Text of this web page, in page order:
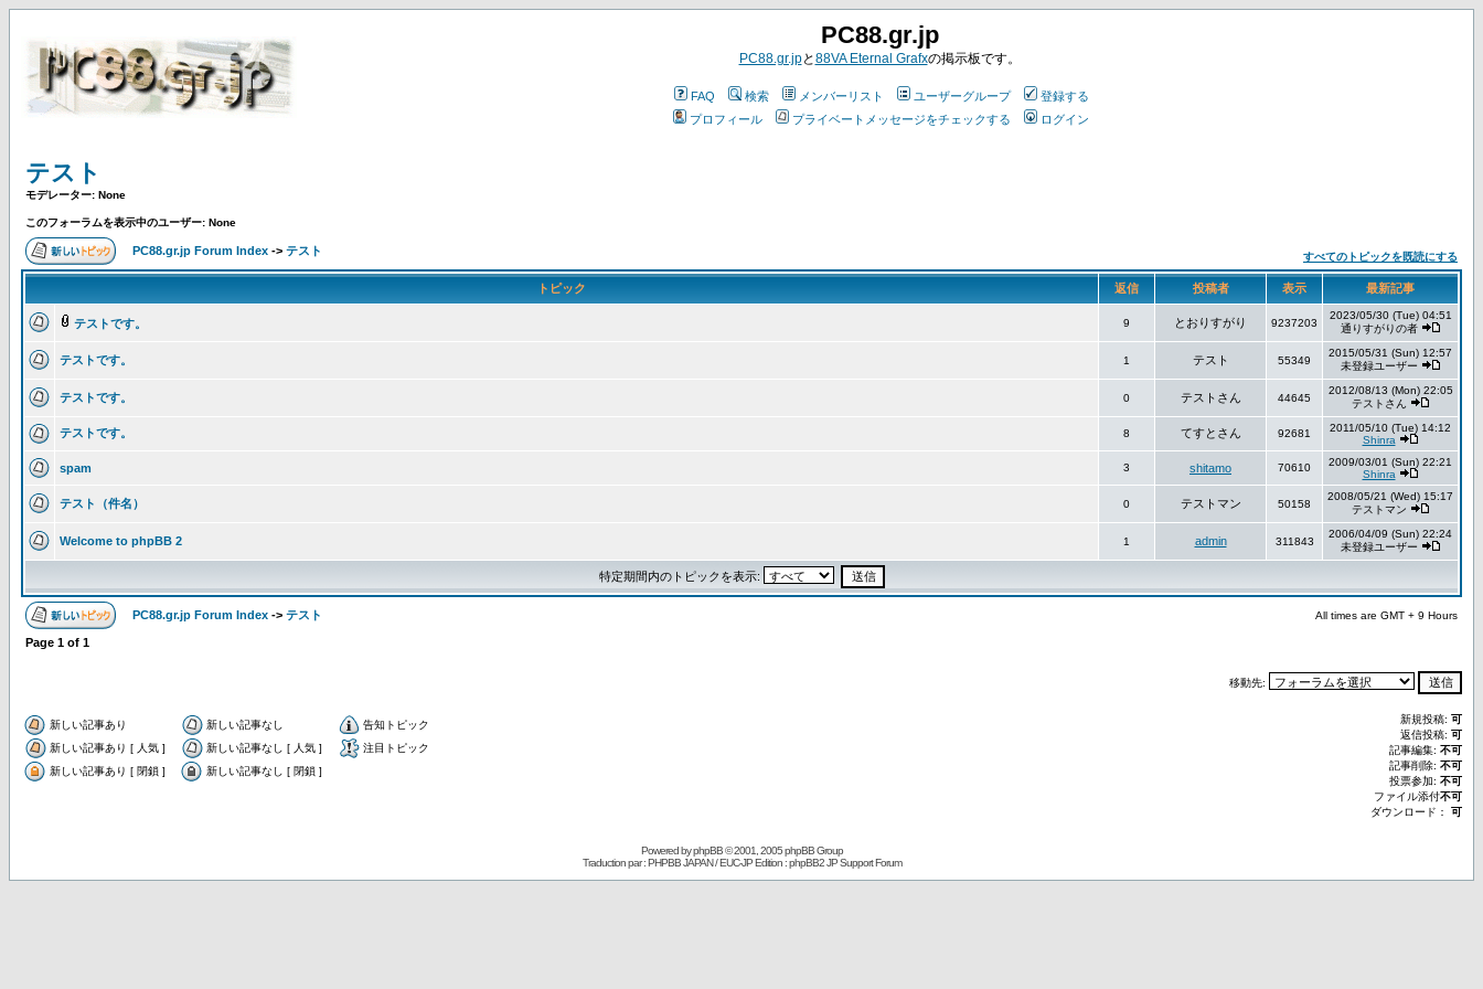
PC88.gr.jp
PC88.gr.jpと88VA Eternal Grafxの掲示板です。
FAQ 検索 メンバーリスト ユーザーグループ
登録する
プロフィール
プライベートメッセージをチェックする ログイン
テスト
モデレーター: None
このフォーラムを表示中のユーザー: None
PC88.gr.jp Forum Index -> テスト すべてのトピックを既読にする
トピック 返信 投稿者 表示 最新記事
テストです。 9 とおりすがり 9237203
2023/05/30 (Tue) 04:51
通りすがりの者
テストです。 1 テスト 55349
2015/05/31 (Sun) 12:57
未登録ユーザー
テストです。 0 テストさん 44645
2012/08/13 (Mon) 22:05
テストさん
テストです。 8 てすとさん 92681
2011/05/10 (Tue) 14:12
Shinra
spam 3 shitamo 70610
2009/03/01 (Sun) 22:21
Shinra
テスト（件名） 0 テストマン 50158
2008/05/21 (Wed) 15:17
テストマン
Welcome to phpBB 2 1 admin 311843
2006/04/09 (Sun) 22:24
未登録ユーザー
特定期間内のトピックを表示:
PC88.gr.jp Forum Index -> テスト All times are GMT + 9 Hours
Page 1 of 1
移動先:
新しい記事あり 新しい記事なし
告知トピック
新しい記事あり [ 人気 ]
新しい記事なし [ 人気 ]
注目トピック
新しい記事あり [ 閉鎖 ]
新しい記事なし [ 閉鎖 ]
新規投稿: 可
返信投稿: 可
記事編集: 不可
記事削除: 不可
投票参加: 不可
ファイル添付不可
ダウンロード： 可
Powered byphpBB© 2001, 2005 phpBB Group
Traduction par : PHPBB JAPAN / EUC-JP Edition :phpBB2 JP Support Forum